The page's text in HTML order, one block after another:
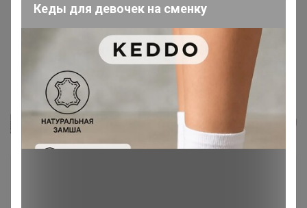
Главная
ЛЕНУSЯ
СП119 Шарлиз ⚡ РАСПРОДАЖА...
РАСПРОДАЖА
Футболка с длинным рукавом,...
ЛЕНУSЯ
Кеды для девочек на сменку